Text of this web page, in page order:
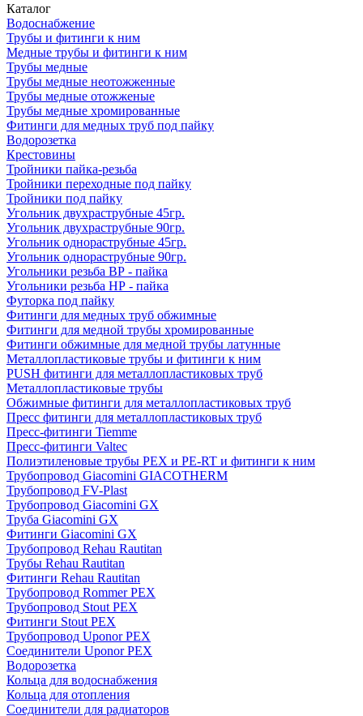
Каталог
Водоснабжение
Трубы и фитинги к ним
Медные трубы и фитинги к ним
Трубы медные
Трубы медные неотожженные
Трубы медные отожженые
Трубы медные хромированные
Фитинги для медных труб под пайку
Водорозетка
Крестовины
Тройники пайка-резьба
Тройники переходные под пайку
Тройники под пайку
Угольник двухраструбные 45гр.
Угольник двухраструбные 90гр.
Угольник однораструбные 45гр.
Угольник однораструбные 90гр.
Угольники резьба ВР - пайка
Угольники резьба НР - пайка
Футорка под пайку
Фитинги для медных труб обжимные
Фитинги для медной трубы хромированные
Фитинги обжимные для медной трубы латунные
Металлопластиковые трубы и фитинги к ним
PUSH фитинги для металлопластиковых труб
Металлопластиковые трубы
Обжимные фитинги для металлопластиковых труб
Пресс фитинги для металлопластиковых труб
Пресс-фитинги Tiemme
Пресс-фитинги Valtec
Полиэтиленовые трубы PEX и PE-RT и фитинги к ним
Трубопровод Giacomini GIACOTHERM
Трубопровод FV-Plast
Трубопровод Giacomini GX
Труба Giacomini GX
Фитинги Giacomini GX
Трубопровод Rehau Rautitan
Трубы Rehau Rautitan
Фитинги Rehau Rautitan
Трубопровод Rommer PEX
Трубопровод Stout PEX
Фитинги Stout PEX
Трубопровод Uponor PEX
Соединители Uponor PEX
Водорозетка
Кольца для водоснабжения
Кольца для отопления
Соединители для радиаторов